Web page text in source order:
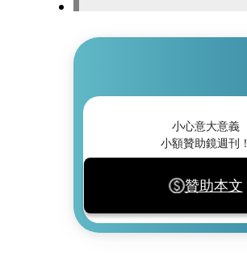
小心意大意義
小額贊助鏡週刊！
贊助本文